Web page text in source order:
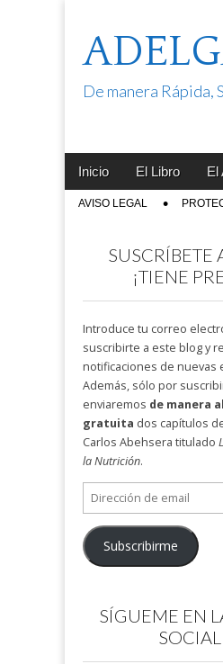
De manera Rápida,
Main
Skip
content
Inicio El Libro El
SubAVISO LEGAL
SUSCRÍBETE
¡TIENE
Introduce tu correo
suscribirte a este blog y
notificaciones de nuevas
Además, sólo por
enviaremos de manera
gratuita dos capítulos
Carlos Abehsera titulado
la Nutrición.
Dirección
de
email
Subscribirme
SÍGUEME EN